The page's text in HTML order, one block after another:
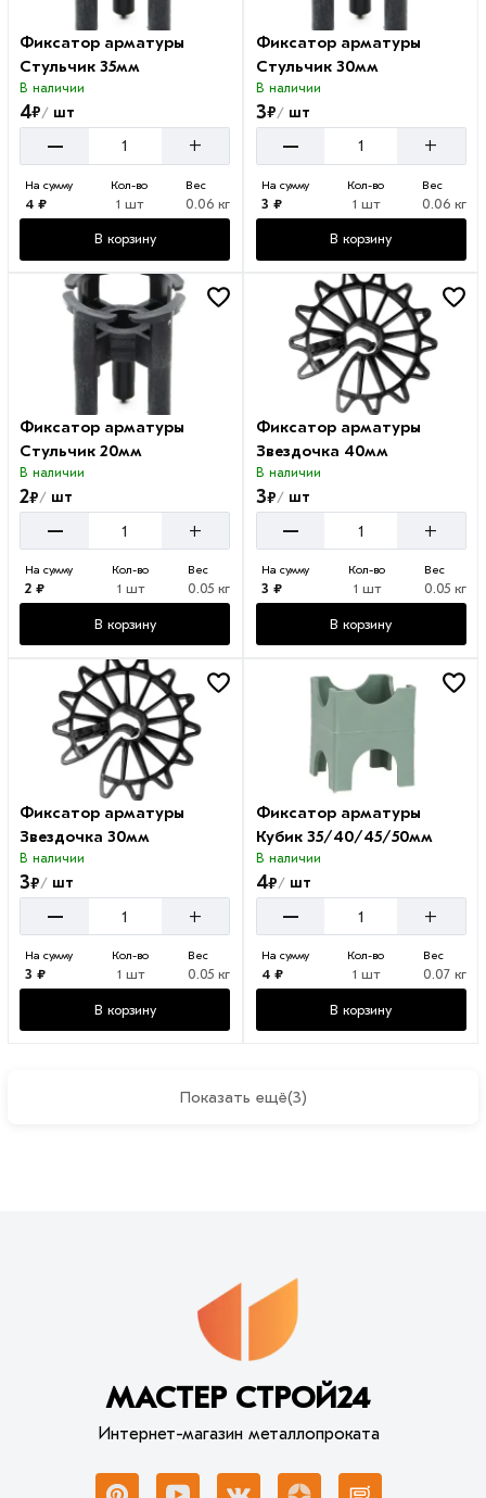
Фиксатор арматуры
Стульчик 35мм
В наличии
4₽/ шт
– +
На сумму
4 ₽
Кол-во
1 шт
Вес
0.06 кг
В корзину
Фиксатор арматуры
Стульчик 30мм
В наличии
3₽/шт
– +
На сумму
3 ₽
Кол-во
1 шт
Вес
0.06 кг
В корзину
Фиксатор арматуры
Стульчик 20мм
В наличии
2₽/ шт
– +
На сумму
2 ₽
Кол-во
1 шт
Вес
0.05 кг
В корзину
Фиксатор арматуры
Звездочка 40мм
В наличии
3₽/шт
– +
На сумму
3 ₽
Кол-во
1 шт
Вес
0.05 кг
В корзину
Фиксатор арматуры
Звездочка 30мм
В наличии
3₽/ шт
– +
На сумму
3 ₽
Кол-во
1 шт
Вес
0.05 кг
В корзину
Фиксатор арматуры
Кубик 35/40/45/50мм
В наличии
4₽/шт
– +
На сумму
4 ₽
Кол-во
1 шт
Вес
0.07 кг
В корзину
Показать ещё(3)
МАСТЕР СТРОЙ24
Интернет-магазин металлопроката